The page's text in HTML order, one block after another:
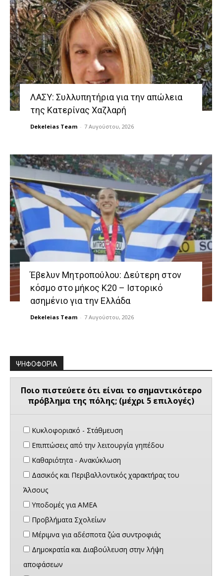
ΛΑΣΥ: Συλλυπητήρια για την απώλεια
της Κατερίνας Χαζλαρή
Dekeleias Team - 7 Αυγούστου, 2026
Έβελυν Μητροπούλου: Δεύτερη στον
κόσμο στο μήκος Κ20 – Ιστορικό
ασημένιο για την Ελλάδα
Dekeleias Team - 7 Αυγούστου, 2026
ΨΗΦΟΦΟΡΙΑ
Ποιο πιστεύετε ότι είναι το σημαντικότερο
πρόβλημα της πόλης; (μέχρι 5 επιλογές)
Κυκλοφοριακό - Στάθμευση
Επιπτώσεις από την λειτουργία γηπέδου
Καθαριότητα - Ανακύκλωση
Δασικός και Περιβαλλοντικός χαρακτήρας του
Άλσους
Υποδομές για ΑΜΕΑ
Προβλήματα Σχολείων
Μέριμνα για αδέσποτα ζώα συντροφιάς
Δημοκρατία και Διαβούλευση στην λήψη
αποφάσεων